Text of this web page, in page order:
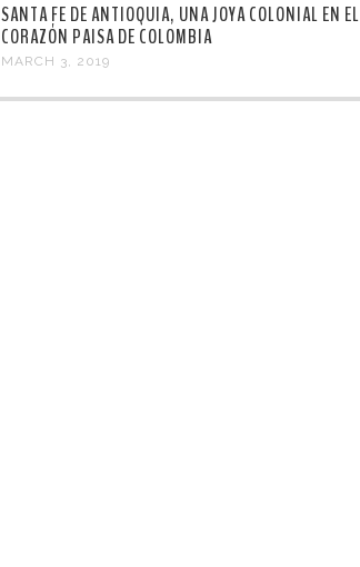
SANTA FE DE ANTIOQUIA, UNA JOYA COLONIAL EN EL
CORAZÓN PAISA DE COLOMBIA
MARCH 3, 2019